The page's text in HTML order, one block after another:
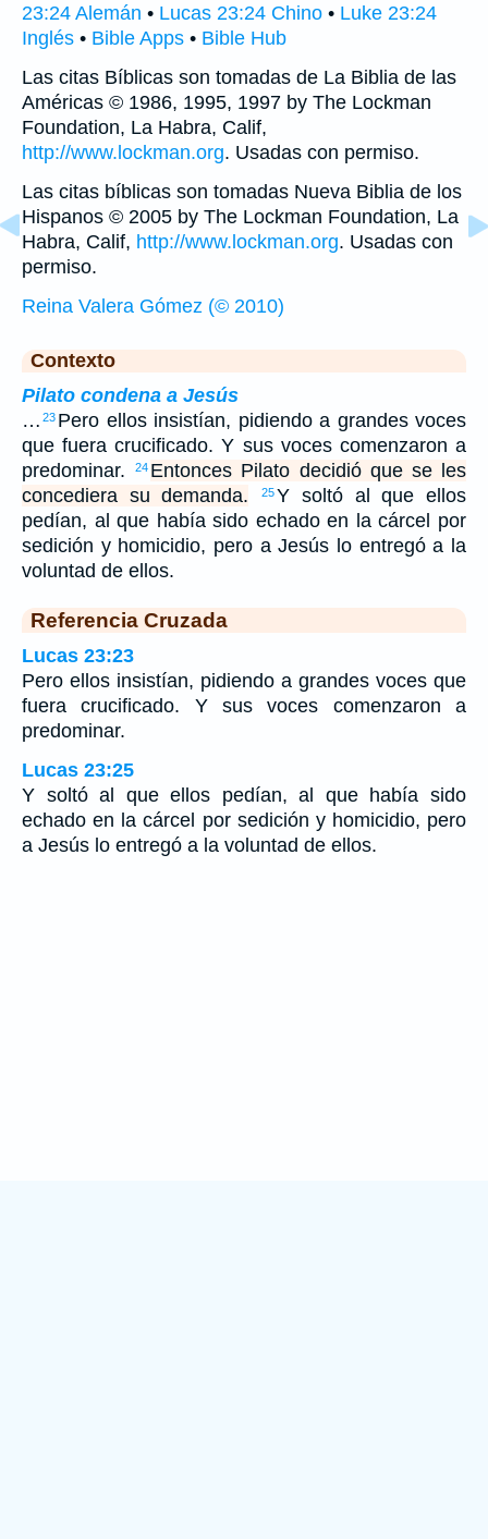
23:24 Alemán • Lucas 23:24 Chino • Luke 23:24
Inglés • Bible Apps • Bible Hub
Las citas Bíblicas son tomadas de La Biblia de las
Américas © 1986, 1995, 1997 by The Lockman
Foundation, La Habra, Calif,
http://www.lockman.org. Usadas con permiso.
Las citas bíblicas son tomadas Nueva Biblia de los
Hispanos © 2005 by The Lockman Foundation, La
Habra, Calif, http://www.lockman.org. Usadas con
permiso.
Reina Valera Gómez (© 2010)
Contexto
Pilato condena a Jesús
… 23 Pero ellos insistían, pidiendo a grandes voces
que fuera crucificado. Y sus voces comenzaron a
predominar.
24 Entonces Pilato decidió que se les
concediera su demanda.
25Y soltó al que ellos
pedían, al que había sido echado en la cárcel por
sedición y homicidio, pero a Jesús lo entregó a la
voluntad de ellos.
Referencia Cruzada
Lucas 23:23
Pero ellos insistían, pidiendo a grandes voces que
fuera crucificado. Y sus voces comenzaron a
predominar.
Lucas 23:25
Y soltó al que ellos pedían, al que había sido
echado en la cárcel por sedición y homicidio, pero
a Jesús lo entregó a la voluntad de ellos.